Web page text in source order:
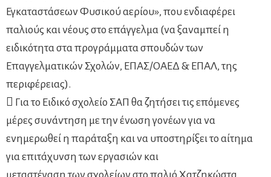
Εγκαταστάσεων Φυσικού αερίου», που ενδιαφέρει
παλιούς και νέους στο επάγγελμα (να ξαναμπεί η
ειδικότητα στα προγράμματα σπουδών των
Επαγγελματικών Σχολών, ΕΠΑΣ/ΟΑΕΔ & ΕΠΑΛ, της
περιφέρειας).
 Για το Ειδικό σχολείο ΣΑΠ θα ζητήσει τις επόμενες
μέρες συνάντηση με την ένωση γονέων για να
ενημερωθεί η παράταξη και να υποστηρίξει το αίτημα
για επιτάχυνση των εργασιών και
μεταστέγαση των σχολείων στο παλιό Χατζηκώστα.